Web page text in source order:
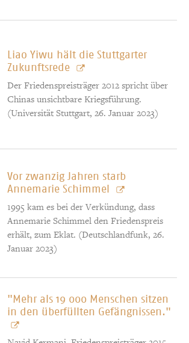
Liao Yiwu hält die Stuttgarter
Zukunftsrede
Der Friedenspreisträger 2012 spricht über
Chinas unsichtbare Kriegsführung.
(Universität Stuttgart, 26. Januar 2023)
Vor zwanzig Jahren starb
Annemarie Schimmel
1995 kam es bei der Verkündung, dass
Annemarie Schimmel den Friedenspreis
erhält, zum Eklat. (Deutschlandfunk, 26.
Januar 2023)
"Mehr als 19 000 Menschen sitzen
in den überfüllten Gefängnissen."